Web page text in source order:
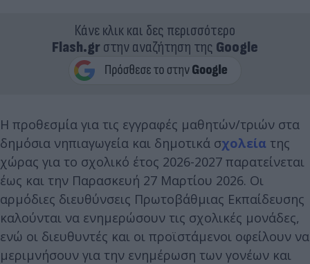
Κάνε κλικ και δες περισσότερο
Flash.grστην αναζήτηση της Google
Η προθεσμία για τις εγγραφές μαθητών/τριών στα
δημόσια νηπιαγωγεία και δημοτικά σχολεία της
χώρας για το σχολικό έτος 2026-2027 παρατείνεται
έως και την Παρασκευή 27 Μαρτίου 2026. Οι
αρμόδιες διευθύνσεις Πρωτοβάθμιας Εκπαίδευσης
καλούνται να ενημερώσουν τις σχολικές μονάδες,
ενώ οι διευθυντές και οι προϊστάμενοι οφείλουν να
μεριμνήσουν για την ενημέρωση των γονέων και